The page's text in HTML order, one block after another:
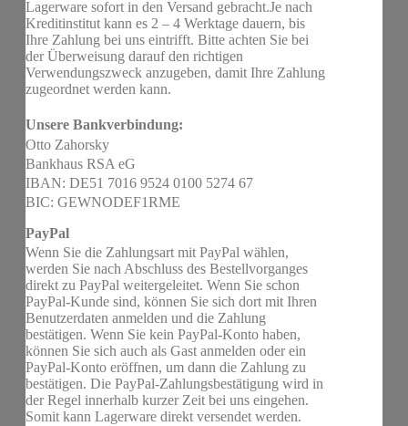
Lagerware sofort in den Versand gebracht.Je nach
Kreditinstitut kann es 2 – 4 Werktage dauern, bis
Ihre Zahlung bei uns eintrifft. Bitte achten Sie bei
der Überweisung darauf den richtigen
Verwendungszweck anzugeben, damit Ihre Zahlung
zugeordnet werden kann.
Unsere Bankverbindung:
Otto Zahorsky
Bankhaus RSA eG
IBAN: DE51 7016 9524 0100 5274 67
BIC: GEWNODEF1RME
PayPal
Wenn Sie die Zahlungsart mit PayPal wählen,
werden Sie nach Abschluss des Bestellvorganges
direkt zu PayPal weitergeleitet. Wenn Sie schon
PayPal-Kunde sind, können Sie sich dort mit Ihren
Benutzerdaten anmelden und die Zahlung
bestätigen. Wenn Sie kein PayPal-Konto haben,
können Sie sich auch als Gast anmelden oder ein
PayPal-Konto eröffnen, um dann die Zahlung zu
bestätigen. Die PayPal-Zahlungsbestätigung wird in
der Regel innerhalb kurzer Zeit bei uns eingehen.
Somit kann Lagerware direkt versendet werden.